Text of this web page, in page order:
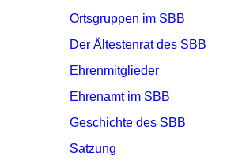
Ortsgruppen im SBB
Der Ältestenrat des SBB
Ehrenmitglieder
Ehrenamt im SBB
Geschichte des SBB
Satzung